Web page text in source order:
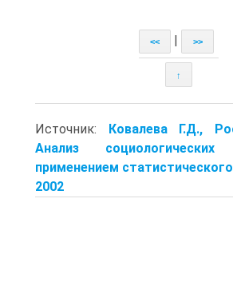
<< >>
↑
Источник: Ковалева Г.Д.,
Анализ
применением
2002